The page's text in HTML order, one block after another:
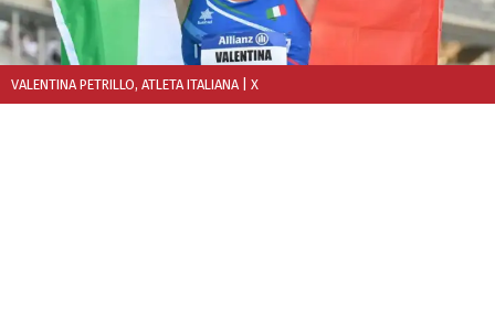
VALENTINA PETRILLO, ATLETA ITALIANA | X